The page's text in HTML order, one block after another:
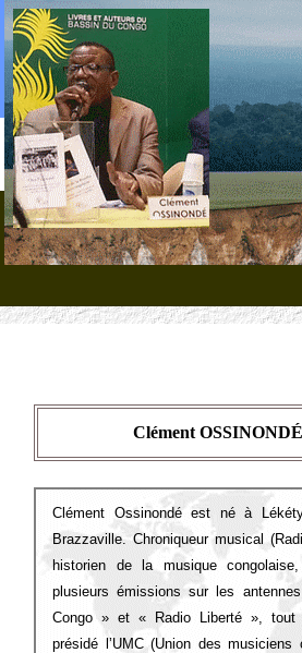
Clément OSSINONDÉ
Clément Ossinondé est né à
Brazzaville. Chroniqueur musical
historien de la musique
plusieurs émissions sur les
Congo » et « Radio Liberté »,
présidé l’UMC (Union des musiciens